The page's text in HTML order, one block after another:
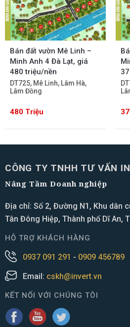
Bán đất vườn Mê Linh –
Minh Anh 4 Đà Lạt, giá
480 triệu/nền
DT725, Mê Linh, Lâm Hà,
Lâm Đồng
480 Triệu
CÔNG TY TNHH TƯ VẤN
Nâng Tầm Doanh nghiệp
Địa chỉ: Số 2, Đường N1, Khu dân
Tân Đông Hiệp, Thành phố Dĩ An,
HỖ TRỢ KHÁCH HÀNG
0937 091 291 - 0909 456789
Email: cskh@invert.vn
KẾT NỐI VỚI CHÚNG TÔI